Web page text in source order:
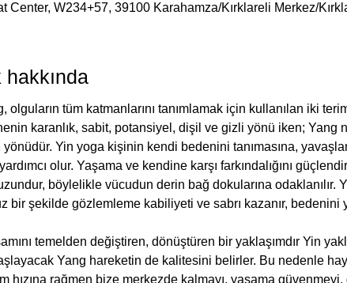
Center, W234+57, 39100 Karahamza/Kırklareli Merkez/
olguların tüm katmanlarını tanımlamak için kullanılan iki
karanlık, sabit, potansiyel, dişil ve gizli yönü iken; Yang
yönüdür. Yin yoga kişinin kendi bedenini tanımasına,
olur. Yaşama ve kendine karşı farkındalığını
böylelikle vücudun derin bağ dokularına
bir şekilde gözlemleme kabiliyeti ve sabrı kazanır, bedenini
temelden değiştiren, dönüştüren bir yaklaşımdır Yin
Yang hareketin de kalitesini belirler. Bu nedenle
hızına rağmen bize merkezde kalmayı, yaşama